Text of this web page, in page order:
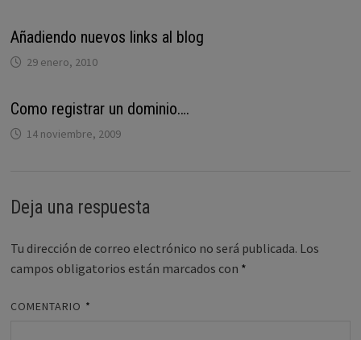
Añadiendo nuevos links al blog
29 enero, 2010
Como registrar un dominio….
14 noviembre, 2009
Deja una respuesta
Tu dirección de correo electrónico no será publicada. Los
campos obligatorios están marcados con *
COMENTARIO *